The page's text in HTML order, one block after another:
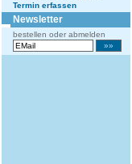
Termin erfassen
Newsletter
bestellen oder abmelden